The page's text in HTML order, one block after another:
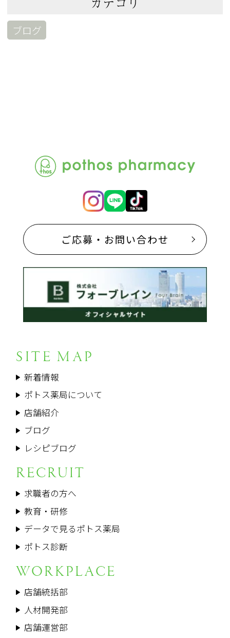
ブログ
ご応募・お問い合わせ
SITE MAP
新着情報
ポトス薬局について
店舗紹介
ブログ
レシピブログ
RECRUIT
求職者の方へ
教育・研修
データで見るポトス薬局
ポトス診断
WORKPLACE
店舗統括部
人材開発部
店舗運営部